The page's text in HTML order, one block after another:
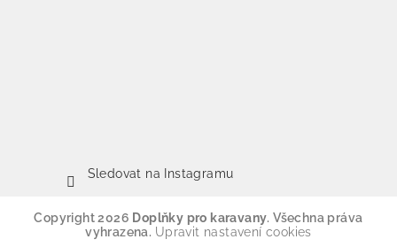
Sledovat na Instagramu
Copyright 2026 Doplňky pro karavany. Všechna práva
vyhrazena. Upravit nastavení cookies